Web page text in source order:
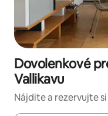
Dovolenkové
Vallikavu
Nájdite a rezervujte